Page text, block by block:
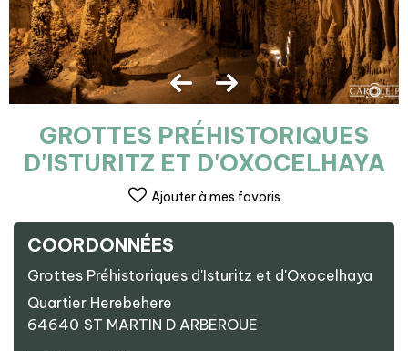
GROTTES PRÉHISTORIQUES
D'ISTURITZ ET D'OXOCELHAYA
Ajouter à mes favoris
COORDONNÉES
Grottes Préhistoriques d'Isturitz et d'Oxocelhaya
Quartier Herebehere
64640 ST MARTIN D ARBEROUE